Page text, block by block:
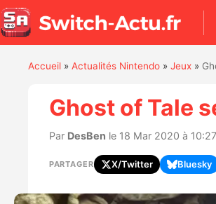
Accueil» Actualités Nintendo» Jeux»
Ghost of Tale
Par DesBen le 18 Mar 2020 à
PARTAGER X/Twitter Bluesky